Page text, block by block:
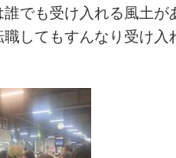
でも受け入れる風土が
してもすんなり受け入